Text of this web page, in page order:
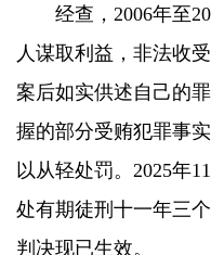
经查，2006年至
人谋取利益，非法收
案后如实供述自己的
握的部分受贿犯罪事
以从轻处罚。2025年
处有期徒刑十一年三
判决现已生效。